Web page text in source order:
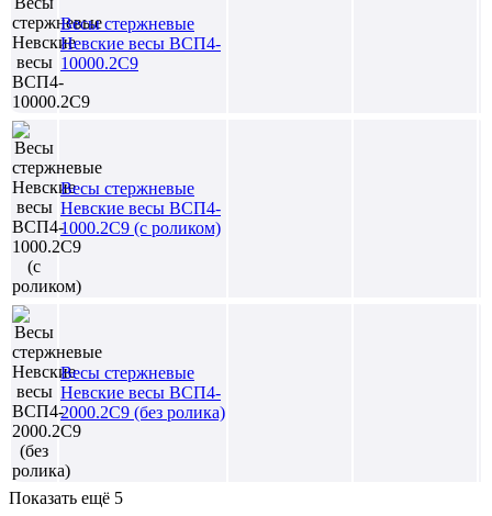
Весы стержневые
Невские весы ВСП4-
10000.2С9
Весы стержневые
Невские весы ВСП4-
1000.2С9 (с роликом)
Весы стержневые
Невские весы ВСП4-
2000.2С9 (без ролика)
Показать ещё 5